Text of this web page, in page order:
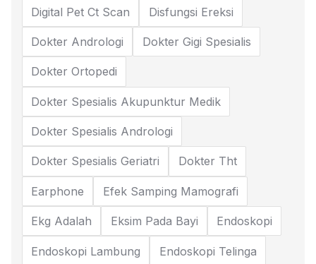
Digital Pet Ct Scan Disfungsi Ereksi
Dokter Andrologi Dokter Gigi Spesialis
Dokter Ortopedi
Dokter Spesialis Akupunktur Medik
Dokter Spesialis Andrologi
Dokter Spesialis Geriatri Dokter Tht
Earphone Efek Samping Mamografi
Ekg Adalah Eksim Pada Bayi Endoskopi
Endoskopi Lambung Endoskopi Telinga